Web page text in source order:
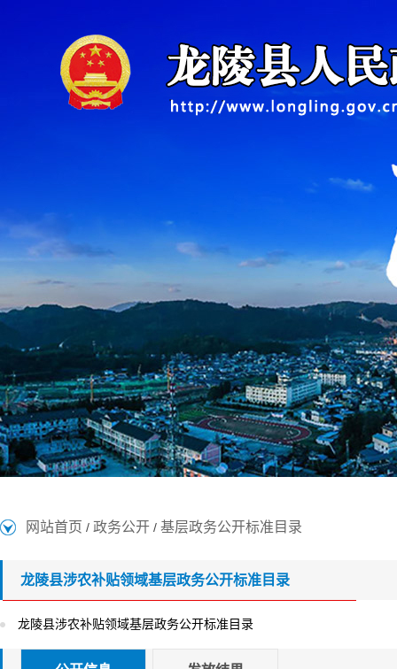
网站首页 / 政务公开 / 基层政务公开标准目录
龙陵县涉农补贴领域基层政务公开标准目录
龙陵县涉农补贴领域基层政务公开标准目录